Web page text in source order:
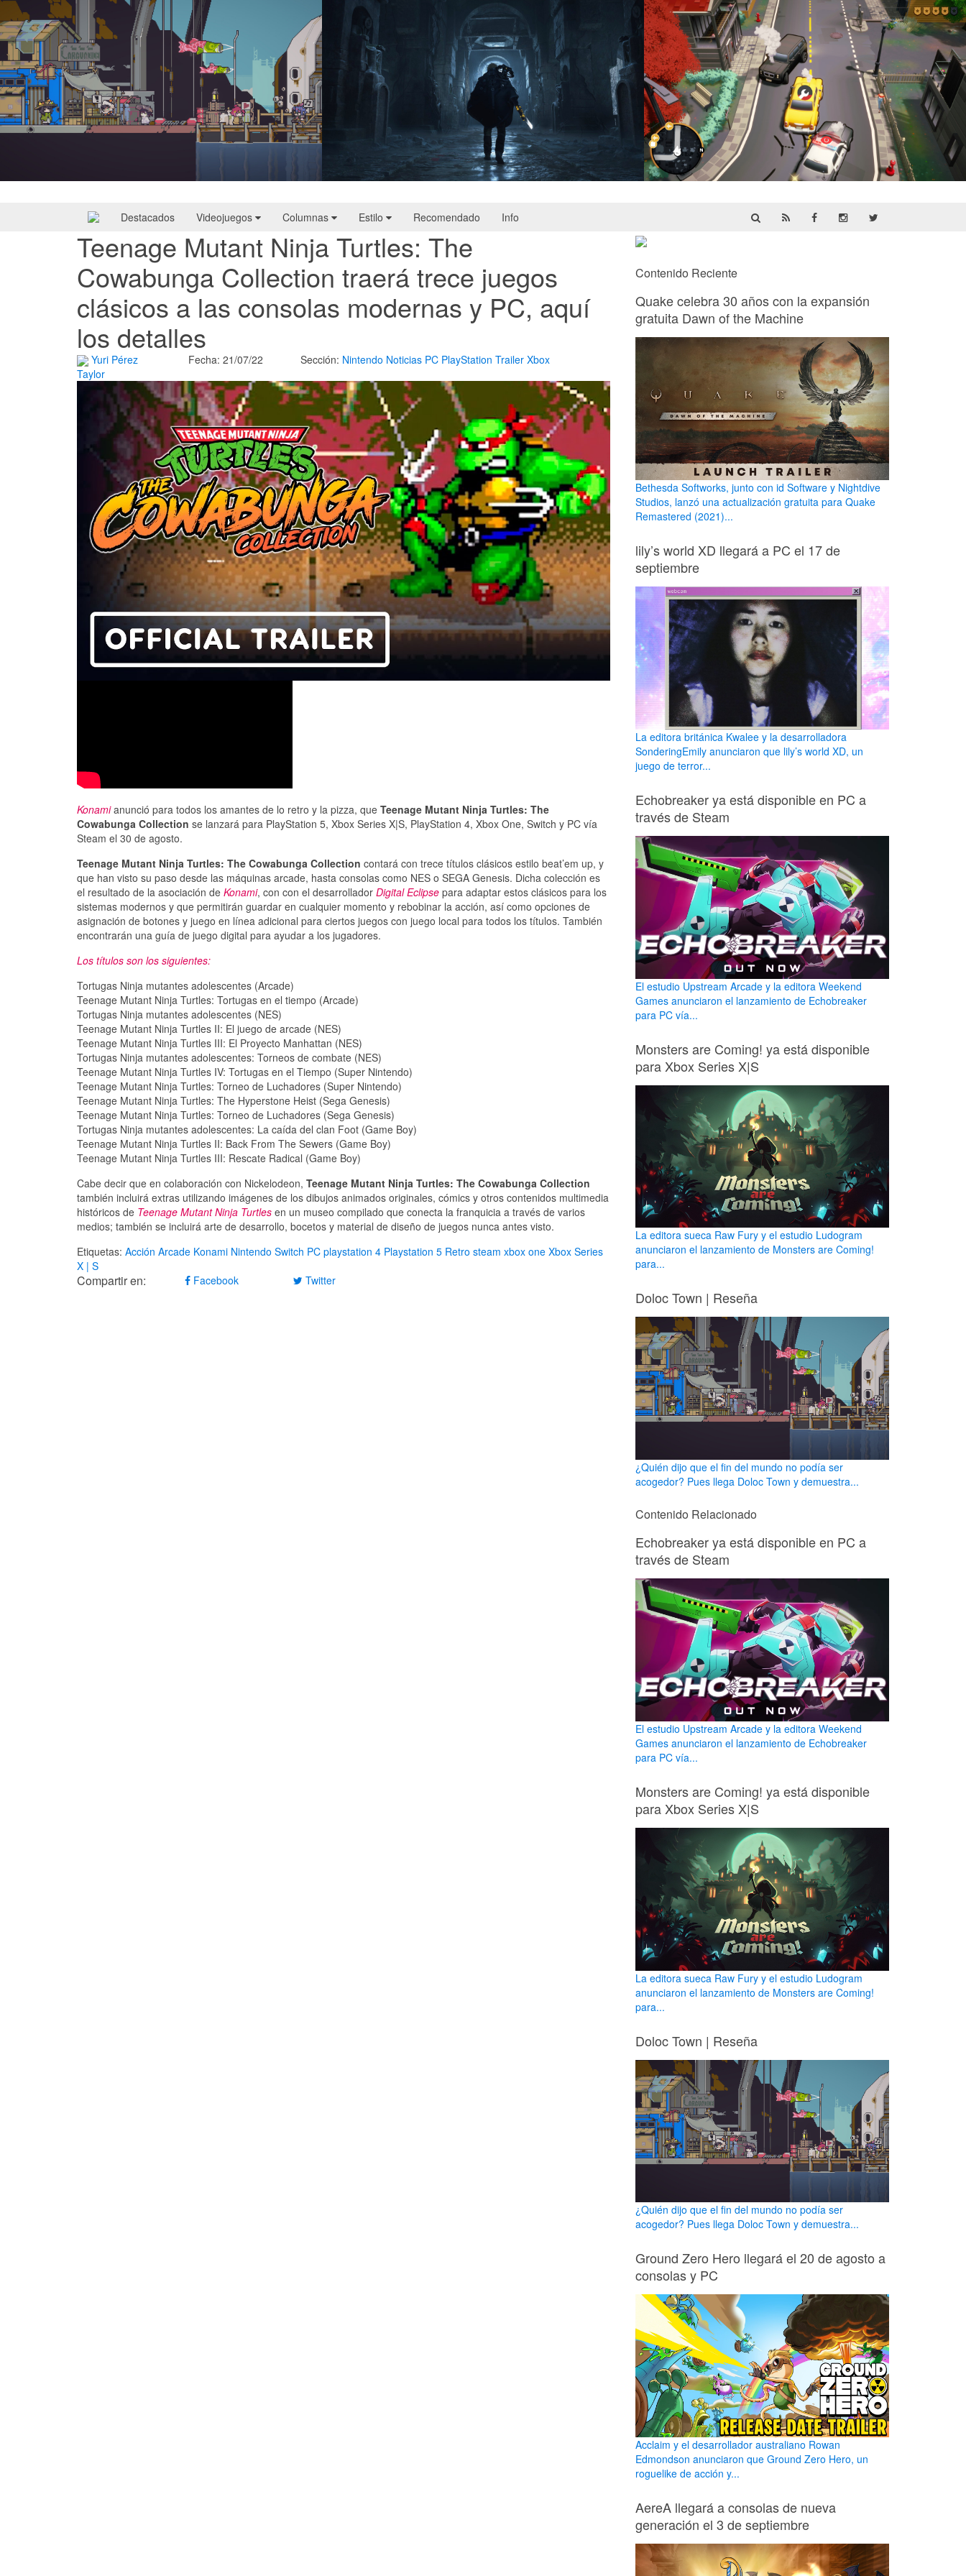
Destacados Videojuegos Columnas Estilo Recomendado Info
Teenage Mutant Ninja Turtles: The
Cowabunga Collection traerá trece juegos
clásicos a las consolas modernas y PC, aquí
los detalles
Yuri Pérez
Taylor
Fecha: 21/07/22 Sección: Nintendo Noticias PC PlayStation Trailer Xbox
Konamianunció para todos los amantes de lo retro y la pizza, que Teenage Mutant Ninja Turtles: The
Cowabunga Collection se lanzará para PlayStation 5, Xbox Series X|S, PlayStation 4, Xbox One, Switch y PC vía
Steam el 30 de agosto.
Teenage Mutant Ninja Turtles: The Cowabunga Collection contará con trece títulos clásicos estilo beat’em up, y
que han visto su paso desde las máquinas arcade, hasta consolas como NES o SEGA Genesis. Dicha colección es
el resultado de la asociación de Konami, con con el desarrollador Digital Eclipse para adaptar estos clásicos para los
sistemas modernos y que permitirán guardar en cualquier momento y rebobinar la acción, así como opciones de
asignación de botones y juego en línea adicional para ciertos juegos con juego local para todos los títulos. También
encontrarán una guía de juego digital para ayudar a los jugadores.
Los títulos son los siguientes:
Tortugas Ninja mutantes adolescentes (Arcade)
Teenage Mutant Ninja Turtles: Tortugas en el tiempo (Arcade)
Tortugas Ninja mutantes adolescentes (NES)
Teenage Mutant Ninja Turtles II: El juego de arcade (NES)
Teenage Mutant Ninja Turtles III: El Proyecto Manhattan (NES)
Tortugas Ninja mutantes adolescentes: Torneos de combate (NES)
Teenage Mutant Ninja Turtles IV: Tortugas en el Tiempo (Super Nintendo)
Teenage Mutant Ninja Turtles: Torneo de Luchadores (Super Nintendo)
Teenage Mutant Ninja Turtles: The Hyperstone Heist (Sega Genesis)
Teenage Mutant Ninja Turtles: Torneo de Luchadores (Sega Genesis)
Tortugas Ninja mutantes adolescentes: La caída del clan Foot (Game Boy)
Teenage Mutant Ninja Turtles II: Back From The Sewers (Game Boy)
Teenage Mutant Ninja Turtles III: Rescate Radical (Game Boy)
Cabe decir que en colaboración con Nickelodeon, Teenage Mutant Ninja Turtles: The Cowabunga Collection
también incluirá extras utilizando imágenes de los dibujos animados originales, cómics y otros contenidos multimedia
históricos de Teenage Mutant Ninja Turtles en un museo compilado que conecta la franquicia a través de varios
medios; también se incluirá arte de desarrollo, bocetos y material de diseño de juegos nunca antes visto.
Etiquetas: Acción Arcade Konami Nintendo Switch PC playstation 4 Playstation 5 Retro steam xbox one Xbox Series
X | S
Compartir en: Facebook Twitter
Contenido Reciente
Quake celebra 30 años con la expansión
gratuita Dawn of the Machine
Bethesda Softworks, junto con id Software y Nightdive
Studios, lanzó una actualización gratuita para Quake
Remastered (2021)...
lily’s world XD llegará a PC el 17 de
septiembre
La editora británica Kwalee y la desarrolladora
SonderingEmily anunciaron que lily’s world XD, un
juego de terror...
Echobreaker ya está disponible en PC a
través de Steam
El estudio Upstream Arcade y la editora Weekend
Games anunciaron el lanzamiento de Echobreaker
para PC vía...
Monsters are Coming! ya está disponible
para Xbox Series X|S
La editora sueca Raw Fury y el estudio Ludogram
anunciaron el lanzamiento de Monsters are Coming!
para...
Doloc Town | Reseña
¿Quién dijo que el fin del mundo no podía ser
acogedor? Pues llega Doloc Town y demuestra...
Contenido Relacionado
Echobreaker ya está disponible en PC a
través de Steam
El estudio Upstream Arcade y la editora Weekend
Games anunciaron el lanzamiento de Echobreaker
para PC vía...
Monsters are Coming! ya está disponible
para Xbox Series X|S
La editora sueca Raw Fury y el estudio Ludogram
anunciaron el lanzamiento de Monsters are Coming!
para...
Doloc Town | Reseña
¿Quién dijo que el fin del mundo no podía ser
acogedor? Pues llega Doloc Town y demuestra...
Ground Zero Hero llegará el 20 de agosto a
consolas y PC
Acclaim y el desarrollador australiano Rowan
Edmondson anunciaron que Ground Zero Hero, un
roguelike de acción y...
AereA llegará a consolas de nueva
generación el 3 de septiembre